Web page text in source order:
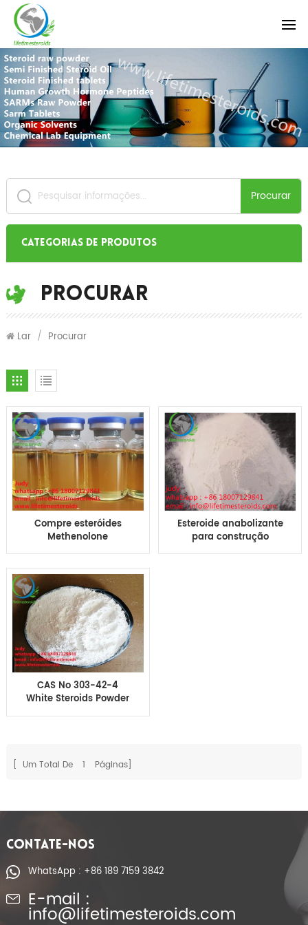
Procurar
Categorias de produtos
Procurar
Lar / Procurar
Compre esteróides
Methenolone
Enanthate 100mg
primo-100 primo 200
mg 10ml
Esteroide anabolizante
para construção
muscular primo e
CAS No 303-42-4
White Steroids Powder
[ Um Total De 1 Páginas]
CONTATE-NOS
WhatsApp : +86 189 7159 3842
E-mail :
info@lifetimesteroids.com